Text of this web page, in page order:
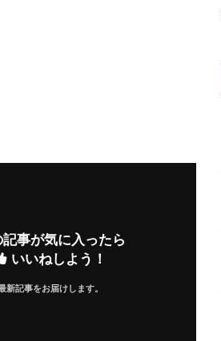
記事が気に入ったら
いいねしよう！
新記事をお届けします。